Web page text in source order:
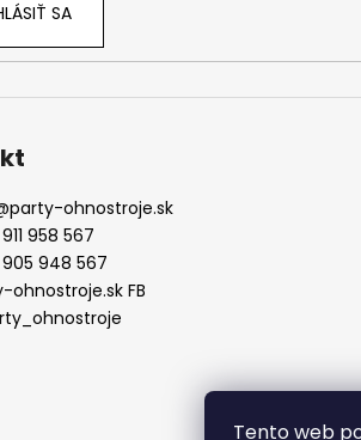
Tento web
SA
party-ohnostroje.sk
958 567
905 948 567
ohnostroje.sk FB